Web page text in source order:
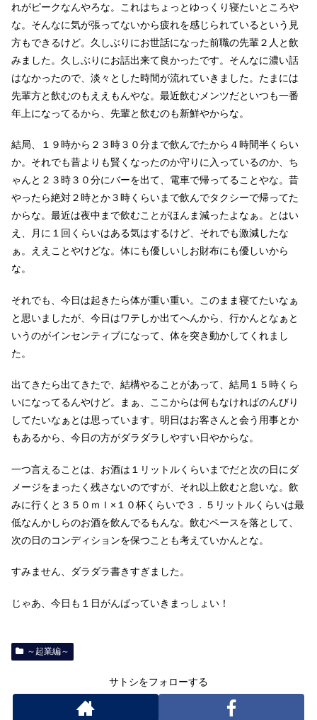
れがピークなんやろな。これはちょっとゆっくり寝たいところや
な。そんなに気が張ってないから疲れを感じられているという見
方もできるけど。久しぶりにお世話になった前職の先輩２人と飲
みました。久しぶりにお話出来て良かったです。そんなに濃い話
はなかったので、淡々とした時間が流れていきました。たまには
先輩方と飲むのもええもんやな。最近飲むメンツだといつも一番
年上になってるから、先輩と飲むのも新鮮やからな。
結局、１９時から２３時３０分まで飲んでたから４時間半くらい
か。それでも昔よりも賢くなったのか守りに入っているのか、ち
ゃんと２３時３０分にバーを出て、電車で帰ってることやな。昔
やったら絶対２時とか３時くらいまで飲んでタクシーで帰ってた
からな。最近は夜中まで飲むことがほんま減ったよなぁ。とはい
え、月に１回くらいはある気はするけど、それでも激減したな
ぁ。ええことやけどな。体にも優しいしお財布にも優しいから
な。
それでも、今日は起きたら体が重い重い。このまま寝てたいなぁ
と思いましたが、今日はワテしか出てへんから、行かんとなぁと
いうのがインセンティブになって、体を突き動かしてくれまし
た。
出てきたら出てきたで、結構やることがあって、結局１５時くら
いになってるんやけど。まぁ、ここからは何もなければのんびり
してたいなぁとは思っています。明日はお客さんと会う用事とか
もあるから、今日の方がダラダラしやすい日やからな。
一つ言えることは、お酒は１リットルくらいまでだと次の日にダ
メージをまったく残さないのですが、それ以上飲むと怠いな。飲
みに行くと３５０ｍｌ×１０杯くらいで３．５リットルくらいは最
低なんかしらのお酒を飲んでるもんな。飲むペースを落として、
次の日のコンディションを保つことも考えていかんとな。
すみません、ダラダラ書きすぎました。
じゃあ、今日も１日がんばっていきまっしょい！
～起業編～
サトシをフォローする